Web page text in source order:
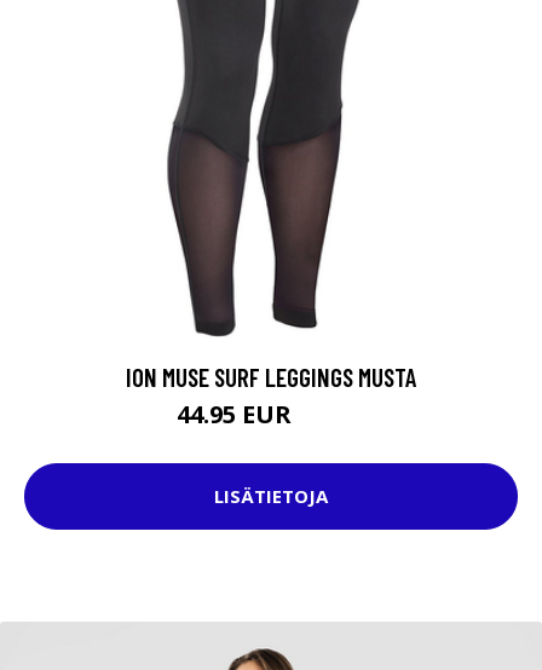
ION MUSE SURF LEGGINGS MUSTA
44.95 EUR
LISÄTIETOJA